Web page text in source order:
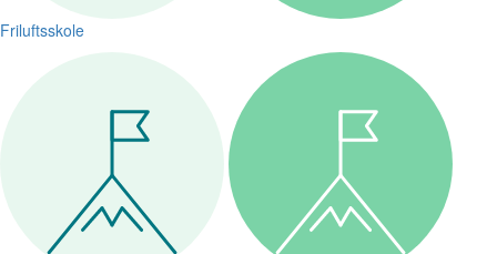
Friluftsskole